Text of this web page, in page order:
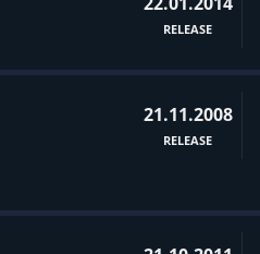
RELEASE
21.11.2008
RELEASE